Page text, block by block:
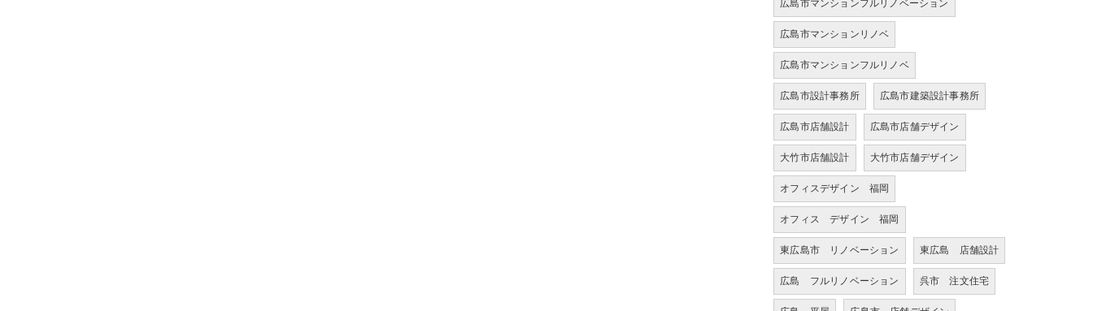
広島市マンションフルリノベーション
広島市マンションリノベ
広島市マンションフルリノベ
広島市設計事務所 広島市建築設計事務所
広島市店舗設計 広島市店舗デザイン
大竹市店舗設計 大竹市店舗デザイン
オフィスデザイン 福岡
オフィス デザイン 福岡
東広島市 リノベーション 東広島 店舗設計
広島 フルリノベーション 呉市 注文住宅